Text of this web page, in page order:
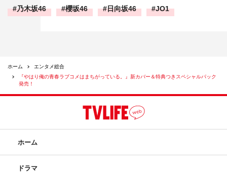
乃木坂46 櫻坂46 日向坂46 JO1
ホーム
エンタメ総合
『やはり俺の青春ラブコメはまちがっている。』新カバー＆特典つきスペシャルパック
発売！
ホーム
ドラマ